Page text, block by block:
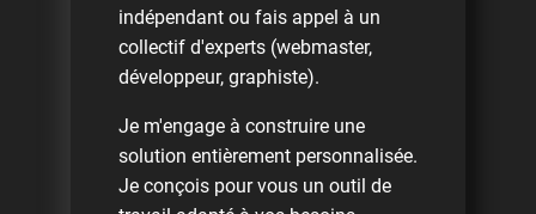
indépendant ou fais appel à un
collectif d'experts (webmaster,
développeur, graphiste).
Je m'engage à construire une
solution entièrement personnalisée.
Je conçois pour vous un outil de